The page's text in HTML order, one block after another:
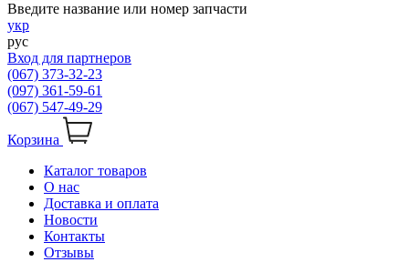
Введите название или номер запчасти
укр
рус
Вход для партнеров
(067) 373-32-23
(097) 361-59-61
(067) 547-49-29
Корзина
Каталог товаров
О нас
Доставка и оплата
Новости
Контакты
Отзывы